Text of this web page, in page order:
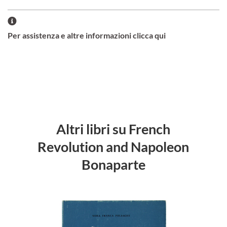
Per assistenza e altre informazioni clicca qui
Altri libri su French
Revolution and Napoleon
Bonaparte